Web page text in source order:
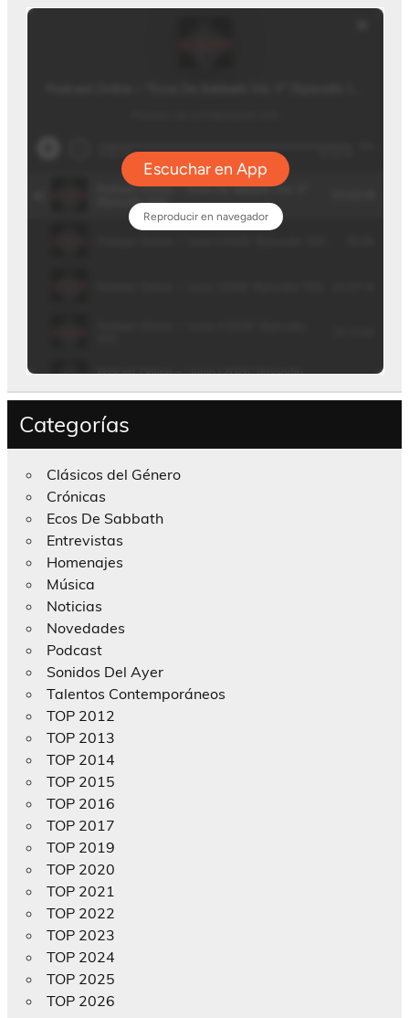
Categorías
Clásicos del Género
Crónicas
Ecos De Sabbath
Entrevistas
Homenajes
Música
Noticias
Novedades
Podcast
Sonidos Del Ayer
Talentos Contemporáneos
TOP 2012
TOP 2013
TOP 2014
TOP 2015
TOP 2016
TOP 2017
TOP 2019
TOP 2020
TOP 2021
TOP 2022
TOP 2023
TOP 2024
TOP 2025
TOP 2026